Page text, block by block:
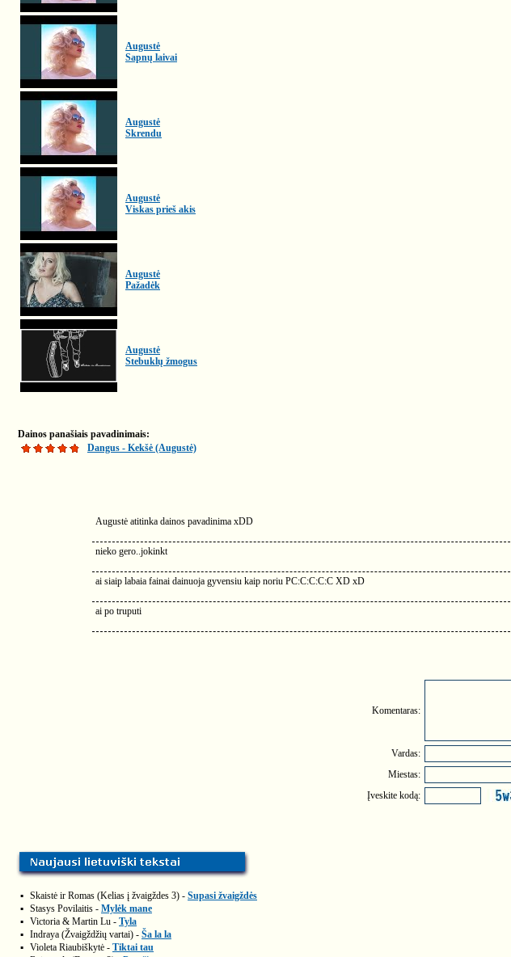
Augustė
Sapnų laivai
Augustė
Skrendu
Augustė
Viskas prieš akis
Augustė
Pažadėk
Augustė
Stebuklų žmogus
Dainos panašiais pavadinimais:
Dangus - Kekšė (Augustė)
Augustė atitinka dainos pavadinima xDD
nieko gero..jokinkt
ai siaip labaia fainai dainuoja gyvensiu kaip noriu PC:C:C:C:C XD xD
ai po truputi
Komentaras:
Vardas:
Miestas:
Įveskite kodą:
▪ Skaistė ir Romas (Kelias į žvaigždes 3) - Supasi žvaigždės
▪ Stasys Povilaitis - Mylėk mane
▪ Victoria & Martin Lu - Tyla
▪ Indraya (Žvaigždžių vartai) - Ša la la
▪ Violeta Riaubiškytė - Tiktai tau